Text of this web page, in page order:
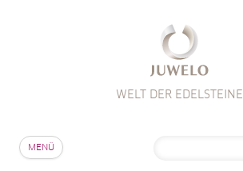
WELT DER EDELSTEINE
MENÜ